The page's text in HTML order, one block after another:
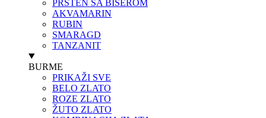
PRSTEN SA BISEROM
AKVAMARIN
RUBIN
SMARAGD
TANZANIT
BURME
PRIKAŽI SVE
BELO ZLATO
ROZE ZLATO
ŽUTO ZLATO